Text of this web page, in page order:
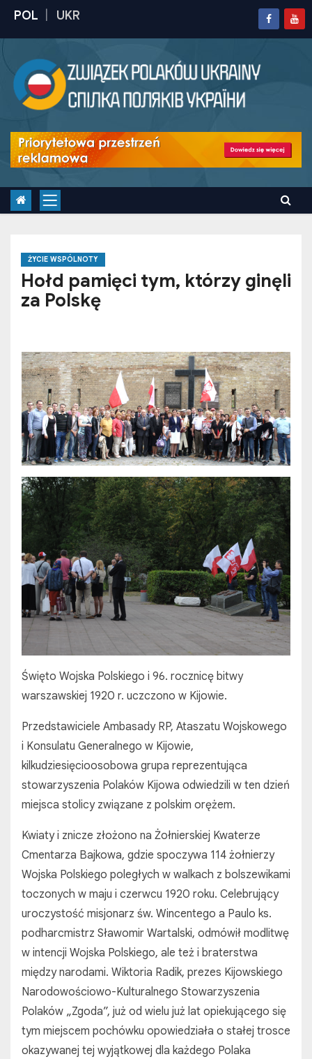
t
ŻYCIE WSPÓLNOTY
Hołd pamięci tym, którzy ginęli
za Polskę
Święto Wojska Polskiego i 96. rocznicę bitwy
warszawskiej 1920 r. uczczono w Kijowie.
Przedstawiciele Ambasady RP, Ataszatu Wojskowego
i Konsulatu Generalnego w Kijowie,
kilkudziesięcioosobowa grupa reprezentująca
stowarzyszenia Polaków Kijowa odwiedzili w ten dzień
miejsca stolicy związane z polskim orężem.
Kwiaty i znicze złożono na Żołnierskiej Kwaterze
Cmentarza Bajkowa, gdzie spoczywa 114 żołnierzy
Wojska Polskiego poległych w walkach z bolszewikami
toczonych w maju i czerwcu 1920 roku. Celebrujący
uroczystość misjonarz św. Wincentego a Paulo ks.
podharcmistrz Sławomir Wartalski, odmówił modlitwę
w intencji Wojska Polskiego, ale też i braterstwa
między narodami. Wiktoria Radik, prezes Kijowskiego
Narodowościowo-Kulturalnego Stowarzyszenia
Polaków „Zgoda”, już od wielu już lat opiekującego się
tym miejscem pochówku opowiedziała o stałej trosce
okazywanej tej wyjątkowej dla każdego Polaka